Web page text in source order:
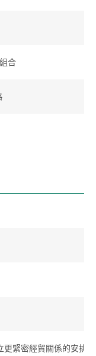
合
緊密經貿關係的安排》